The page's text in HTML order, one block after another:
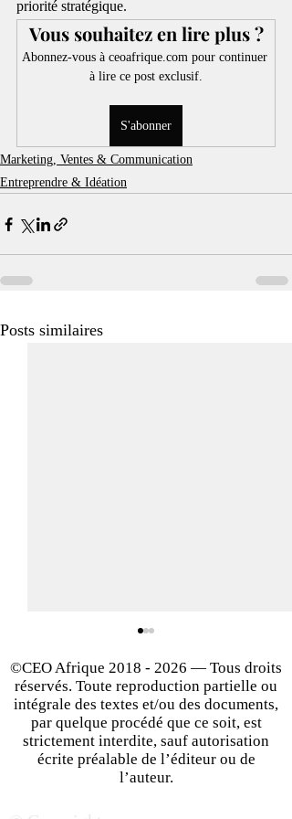
priorité stratégique.
Vous souhaitez en lire plus ?
Abonnez-vous à ceoafrique.com pour continuer
à lire ce post exclusif.
S'abonner
Marketing, Ventes & Communication
Entreprendre & Idéation
Posts similaires
Comment Devenir Un
©CEO Afrique 2018 - 2026 — Tous droits
réservés. Toute reproduction partielle ou
intégrale des textes et/ou des documents,
par quelque procédé que ce soit, est
strictement interdite, sauf autorisation
écrite préalable de l’éditeur ou de
l’auteur.